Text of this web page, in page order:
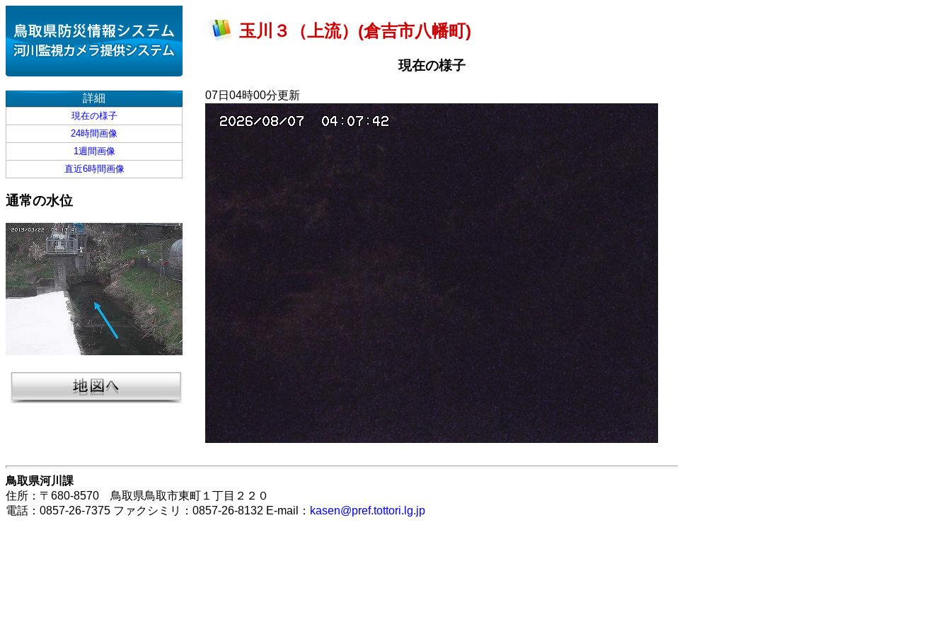
詳細
現在の様子
24時間画像
1週間画像
直近6時間画像
通常の水位
玉川３（上流）(倉吉市八幡町)
現在の様子
07日04時00分更新
鳥取県河川課
住所：〒680-8570 鳥取県鳥取市東町１丁目２２０
電話：0857-26-7375 ファクシミリ：0857-26-8132 E-mail： kasen@pref.tottori.lg.jp